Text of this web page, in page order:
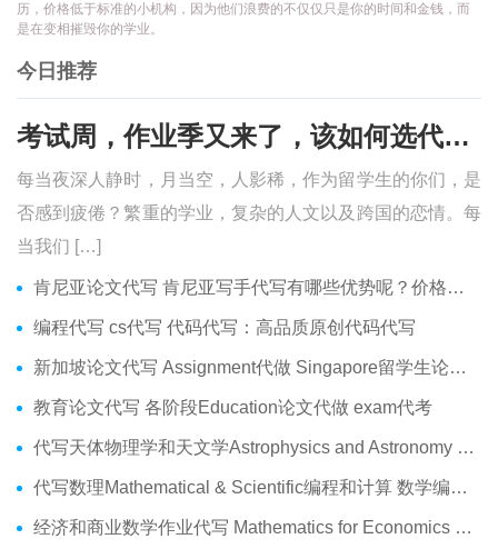
历，价格低于标准的小机构，因为他们浪费的不仅仅只是你的时间和金钱，而
是在变相摧毁你的学业。
今日推荐
考试周，作业季又来了，该如何选代写？便宜的代写、代考会有哪些问题？
每当夜深人静时，月当空，人影稀，作为留学生的你们，是
否感到疲倦？繁重的学业，复杂的人文以及跨国的恋情。每
当我们 […]
肯尼亚论文代写 肯尼亚写手代写有哪些优势呢？价格便宜吗？
编程代写 cs代写 代码代写：高品质原创代码代写
新加坡论文代写 Assignment代做 Singapore留学生论文代写服务
教育论文代写 各阶段Education论文代做 exam代考
代写天体物理学和天文学Astrophysics and Astronomy 天文学Assignment代做
代写数理Mathematical & Scientific编程和计算 数学编程作业代做
经济和商业数学作业代写 Mathematics for Economics Business代做Online exam代考